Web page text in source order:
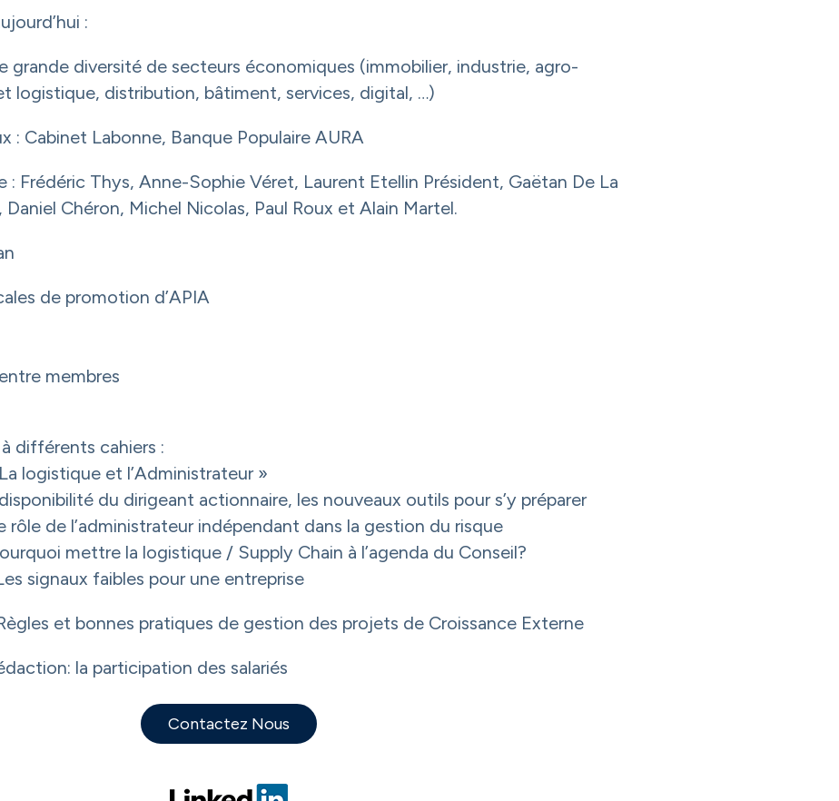
:
grande diversité de secteurs économiques (immobilier, industrie, agro-
logistique, distribution, bâtiment, services, digital, …)
: Cabinet Labonne, Banque Populaire AURA
: Frédéric Thys, Anne-Sophie Véret, Laurent Etellin Président, Gaëtan De La
Chéron, Michel Nicolas, Paul Roux et Alain Martel.
de promotion d’APIA
membres
différents cahiers :
logistique et l’Administrateur »
du dirigeant actionnaire, les nouveaux outils pour s’y préparer
rôle de l’administrateur indépendant dans la gestion du risque
mettre la logistique / Supply Chain à l’agenda du Conseil?
signaux faibles pour une entreprise
et bonnes pratiques de gestion des projets de Croissance Externe
la participation des salariés
Contactez Nous